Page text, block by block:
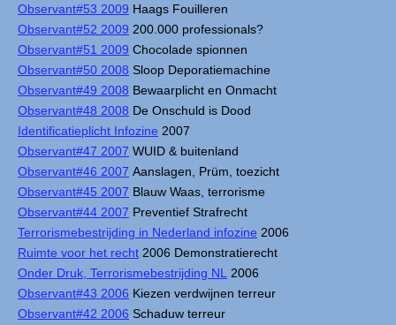
Observant#53 2009 Haags Fouilleren
Observant#52 2009 200.000 professionals?
Observant#51 2009 Chocolade spionnen
Observant#50 2008 Sloop Deporatiemachine
Observant#49 2008 Bewaarplicht en Onmacht
Observant#48 2008 De Onschuld is Dood
Identificatieplicht Infozine 2007
Observant#47 2007 WUID & buitenland
Observant#46 2007 Aanslagen, Prüm, toezicht
Observant#45 2007 Blauw Waas, terrorisme
Observant#44 2007 Preventief Strafrecht
Terrorismebestrijding in Nederland infozine 2006
Ruimte voor het recht 2006 Demonstratierecht
Onder Druk, Terrorismebestrijding NL
2006
Observant#43 2006 Kiezen verdwijnen terreur
Observant#42 2006 Schaduw terreur